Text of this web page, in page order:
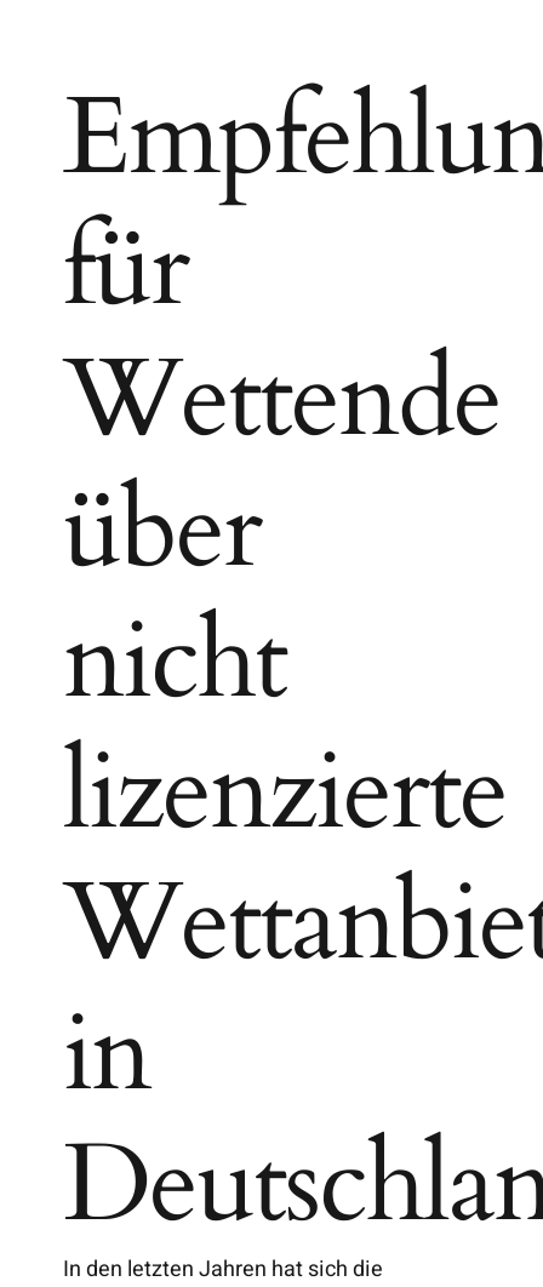
für
Wettende
über
nicht
lizenzierte
in
In den letzten Jahren hat sich die